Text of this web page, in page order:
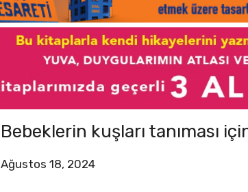
Bebeklerin kuşları tanıması
Ağustos 18, 2024